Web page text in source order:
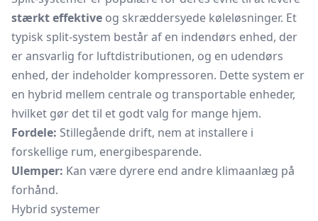
stærkt effektive og skræddersyede køleløsninger. Et
typisk split-system består af en indendørs enhed, der
er ansvarlig for luftdistributionen, og en udendørs
enhed, der indeholder kompressoren. Dette system er
en hybrid mellem centrale og transportable enheder,
hvilket gør det til et godt valg for mange hjem.
Fordele: Stillegående drift, nem at installere i
forskellige rum, energibesparende.
Ulemper: Kan være dyrere end andre klimaanlæg på
forhånd.
Hybrid systemer